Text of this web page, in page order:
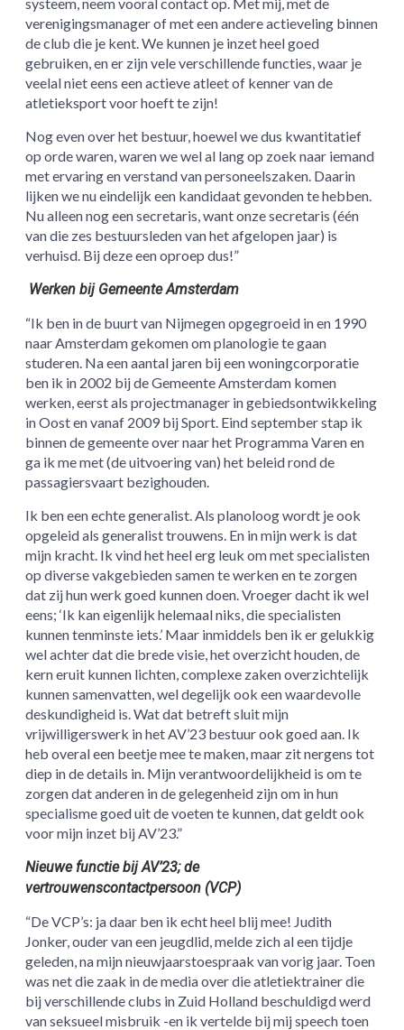
verenigingsmanager of met een andere actieveling binnen
de club die je kent. We kunnen je inzet heel goed
gebruiken, en er zijn vele verschillende functies, waar je
veelal niet eens een actieve atleet of kenner van de
atletieksport voor hoeft te zijn!
Nog even over het bestuur, hoewel we dus kwantitatief
op orde waren, waren we wel al lang op zoek naar iemand
met ervaring en verstand van personeelszaken. Daarin
lijken we nu eindelijk een kandidaat gevonden te hebben.
Nu alleen nog een secretaris, want onze secretaris (één
van die zes bestuursleden van het afgelopen jaar) is
verhuisd. Bij deze een oproep dus!”
Werken bij Gemeente Amsterdam
“Ik ben in de buurt van Nijmegen opgegroeid in en 1990
naar Amsterdam gekomen om planologie te gaan
studeren. Na een aantal jaren bij een woningcorporatie
ben ik in 2002 bij de Gemeente Amsterdam komen
werken, eerst als projectmanager in gebiedsontwikkeling
in Oost en vanaf 2009 bij Sport. Eind september stap ik
binnen de gemeente over naar het Programma Varen en
ga ik me met (de uitvoering van) het beleid rond de
passagiersvaart bezighouden.
Ik ben een echte generalist. Als planoloog wordt je ook
opgeleid als generalist trouwens. En in mijn werk is dat
mijn kracht. Ik vind het heel erg leuk om met specialisten
op diverse vakgebieden samen te werken en te zorgen
dat zij hun werk goed kunnen doen. Vroeger dacht ik wel
eens; ‘Ik kan eigenlijk helemaal niks, die specialisten
kunnen tenminste iets.’ Maar inmiddels ben ik er gelukkig
wel achter dat die brede visie, het overzicht houden, de
kern eruit kunnen lichten, complexe zaken overzichtelijk
kunnen samenvatten, wel degelijk ook een waardevolle
deskundigheid is. Wat dat betreft sluit mijn
vrijwilligerswerk in het AV’23 bestuur ook goed aan. Ik
heb overal een beetje mee te maken, maar zit nergens tot
diep in de details in. Mijn verantwoordelijkheid is om te
zorgen dat anderen in de gelegenheid zijn om in hun
specialisme goed uit de voeten te kunnen, dat geldt ook
voor mijn inzet bij AV’23.”
Nieuwe functie bij AV’23; de
vertrouwenscontactpersoon (VCP)
“De VCP’s: ja daar ben ik echt heel blij mee! Judith
Jonker, ouder van een jeugdlid, melde zich al een tijdje
geleden, na mijn nieuwjaarstoespraak van vorig jaar. Toen
was net die zaak in de media over die atletiektrainer die
bij verschillende clubs in Zuid Holland beschuldigd werd
van seksueel misbruik -en ik vertelde bij mij speech toen